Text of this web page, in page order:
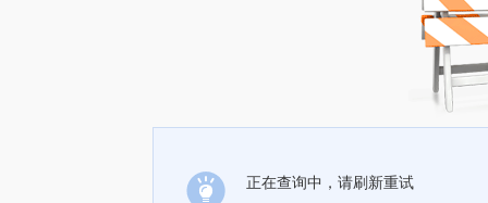
正在查询中，请刷新重试